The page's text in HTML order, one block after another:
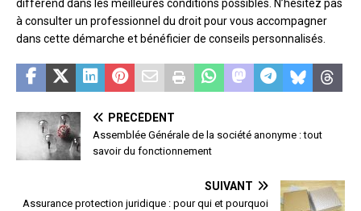
différend dans les meilleures conditions possibles. N’hésitez pas
à consulter un professionnel du droit pour vous accompagner
dans cette démarche et bénéficier de conseils personnalisés.
PRÉCÉDENT
Assemblée Générale de la société anonyme : tout
savoir du fonctionnement
SUIVANT
Assurance protection juridique : pour qui et pourquoi